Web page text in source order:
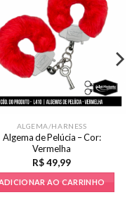
ALGEMA/HARNESS
Algema de Pelúcia – Cor:
Vermelha
R$49,99
AO CARRINHO